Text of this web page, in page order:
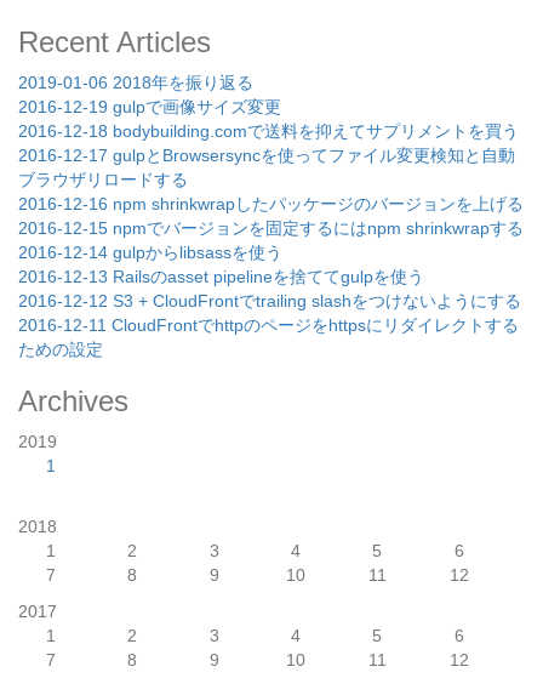
Recent Articles
2019-01-06 2018年を振り返る
2016-12-19 gulpで画像サイズ変更
2016-12-18 bodybuilding.comで送料を抑えてサプリメントを買う
2016-12-17 gulpとBrowsersyncを使ってファイル変更検知と自動
ブラウザリロードする
2016-12-16 npm shrinkwrapしたパッケージのバージョンを上げる
2016-12-15 npmでバージョンを固定するにはnpm shrinkwrapする
2016-12-14 gulpからlibsassを使う
2016-12-13 Railsのasset pipelineを捨ててgulpを使う
2016-12-12 S3 + CloudFrontでtrailing slashをつけないようにする
2016-12-11 CloudFrontでhttpのページをhttpsにリダイレクトする
ための設定
Archives
2019
1
2018
1
2 3 4 5
6
7
8 9 10 11
12
2017
1
2 3 4 5
6
7
8 9 10 11
12